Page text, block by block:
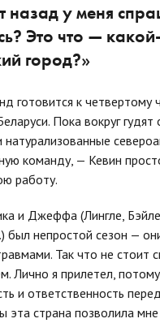
назад у меня
Это что —
город?»
готовится к четвертому
Пока вокруг
натурализованные
команду, — Кевин
работу.
и Джеффа (Лингле,
был непростой сезон —
Так что не стоит
Лично я прилетел,
и ответственность
страна позволила